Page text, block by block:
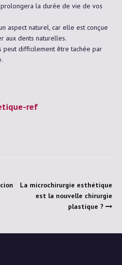
la durée de vie de vos
aspect naturel, car elle est conçue
aux dents naturelles.
peut difficilement être tachée par
ref
La microchirurgie esthétique
est la nouvelle chirurgie
plastique ?